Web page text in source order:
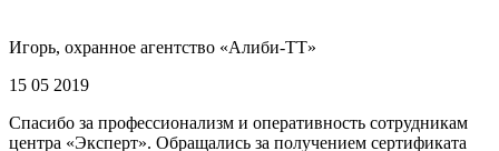
Игорь, охранное агентство «Алиби-ТТ»
15 05 2019
Спасибо за профессионализм и оперативность сотрудникам
центра «Эксперт». Обращались за получением сертификата